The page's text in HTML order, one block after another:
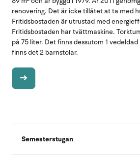
renovering. Det är icke tillåtet at ta med
Fritidsbostaden är utrustad med
Fritidsbostaden har tvättmaskine.
på 75 liter. Det finns dessutom 1
finns det 2 barnstolar.
Semesterstugan